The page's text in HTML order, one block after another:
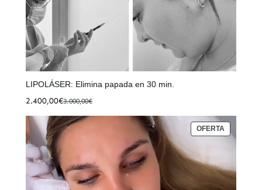
LIPOLÁSER: Elimina papada en 30 min.
3.000,00€
El
precio
original
era:
3.000,00€.
2.400,00€
El
precio
actual
es:
2.400,00€.
OFERTA
EN